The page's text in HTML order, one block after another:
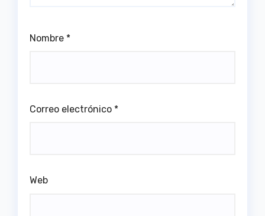
Nombre *
Correo electrónico *
Web